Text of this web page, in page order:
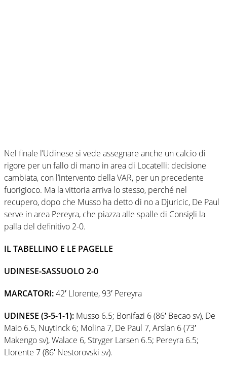
Nel finale l’Udinese si vede assegnare anche un calcio di
rigore per un fallo di mano in area di Locatelli: decisione
cambiata, con l’intervento della VAR, per un precedente
fuorigioco. Ma la vittoria arriva lo stesso, perché nel
recupero, dopo che Musso ha detto di no a Djuricic, De Paul
serve in area Pereyra, che piazza alle spalle di Consigli la
palla del definitivo 2-0.
IL TABELLINO E LE PAGELLE
UDINESE-SASSUOLO 2-0
MARCATORI:42′ Llorente, 93′ Pereyra
UDINESE (3-5-1-1): Musso 6.5; Bonifazi 6 (86′ Becao sv), De
Maio 6.5, Nuytinck 6; Molina 7, De Paul 7, Arslan 6 (73′
Makengo sv), Walace 6, Stryger Larsen 6.5; Pereyra 6.5;
Llorente 7 (86′ Nestorovski sv).